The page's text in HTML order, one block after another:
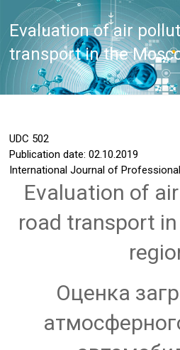
Evaluation of air
transport in the
UDC 502
Publication date: 02.10.2019
International Journal of
Evaluation of
road transport
Оценка